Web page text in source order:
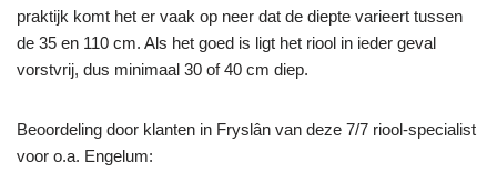
praktijk komt het er vaak op neer dat de diepte varieert tussen
de 35 en 110 cm. Als het goed is ligt het riool in ieder geval
vorstvrij, dus minimaal 30 of 40 cm diep.
Beoordeling door klanten in Fryslân van deze 7/7 riool-specialist
voor o.a. Engelum: